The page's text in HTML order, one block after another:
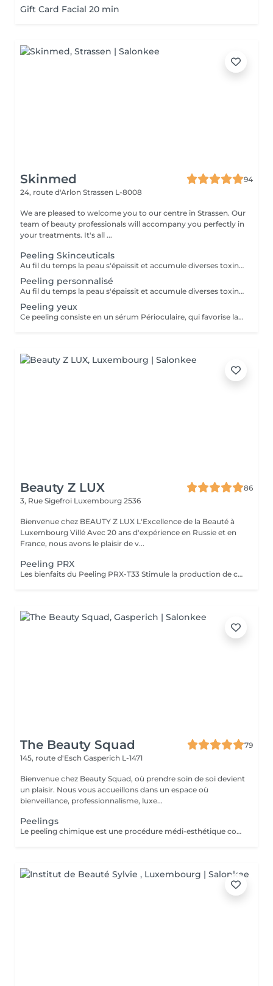
Gift Card Facial 20 min
Skinmed
94
24, route d'Arlon Strassen L-8008
We are pleased to welcome you to our centre in Strassen. Our
team of beauty professionals will accompany you perfectly in
your treatments. It's all ...
Peeling Skinceuticals
Au fil du temps la peau s'épaissit et accumule diverses toxines auxquelles nous sommes exposés au jour le jour entrainant le processus de Glycation par accumulation des radicaux libres. Les peelings combattent cette Glycation en vous redonnant un teint éclatant par renouvellement des cellules de l'épiderme. Ils combattent l'acné, resserrent les pores dilatés et affinent les ridules, réduisent les tâches pigmentaires et des imperfections, améliorent la texture de peau pour un résultat visible dès la première séance. Nous vous proposons plusieurs peelings très efficaces et sans éviction sociale qui peuvent se faire tout au long de l'année, même en été. En voici quelques-uns : - Peeling dit botox-like et bio-revitalisant : Ce peeling ralentit les effets chrono et photo-vieillissement en stimulant la peau en profondeur sans provoquer d'irritation superficielle. En plus d'une action dépigmentante, le produit procure un effet tonifiant sur le visage, le cou et le décolleté. - Peeling liftant et bio-revitalisant : Ce peeling stimule la peau en douceur et en profondeur en lui procurant un tonus et une oxygénation intense des tissus. Il effectue une action de levage en profondeur. Il est recommandé pour le relâchement cutanée. - Peeling « Glow » : Ce peeling contient un pool d'actifs bio-revitalisants et bio-régénérants. Il restaure l'hydratation et la nutrition indispensables de la peau. Il régénère la peau en améliorant le métabolisme cellulaire. Il réactive le collagène et l'élastine pour un teint éclatant. Mais, pour que les effets soient optimisés, il est important de préparer sa peau avant un peeling du visage avec un produit à base d'acide glycolique que nous pouvons vous conseillé pendant la consultation d'analyse de peau. Ensuite, après votre peeling, il est aussi important : - d'appliquer des soins hydratants et apaisants sur votre visage - d'éviter toute exposition au soleil Pensez à arrêter l'utilisation de la vitamine A / retinol 7 jours avant votre rendez-vous peeling. Tenez nous au courant si vous prenez des médicaments avant votre rendez-vous.
Peeling personnalisé
Au fil du temps la peau s'épaissit et accumule diverses toxines auxquelles nous sommes exposés au jour le jour entrainant le processus de Glycation par accumulation des radicaux libres. Les peelings combattent cette Glycation en vous redonnant un teint éclatant par renouvellement des cellules de l'épiderme. Ils combattent l'acné, resserrent les pores dilatés et affinent les ridules, réduisent les tâches pigmentaires et des imperfections, améliorent la texture de peau pour un résultat visible dès la première séance. Nous vous proposons plusieurs peelings très efficaces et sans éviction sociale qui peuvent se faire tout au long de l'année, même en été. En voici quelques-uns : - Peeling dit botox-like et bio-revitalisant : Ce peeling ralentit les effets chrono et photo-vieillissement en stimulant la peau en profondeur sans provoquer d'irritation superficielle. En plus d'une action dépigmentante, le produit procure un effet tonifiant sur le visage, le cou et le décolleté. - Peeling liftant et bio-revitalisant : Ce peeling stimule la peau en douceur et en profondeur en lui procurant un tonus et une oxygénation intense des tissus. Il effectue une action de levage en profondeur. Il est recommandé pour le relâchement cutanée. - Peeling « Glow » : Ce peeling contient un pool d'actifs bio-revitalisants et bio-régénérants. Il restaure l'hydratation et la nutrition indispensables de la peau. Il régénère la peau en améliorant le métabolisme cellulaire. Il réactive le collagène et l'élastine pour un teint éclatant. Mais, pour que les effets soient optimisés, il est important de préparer sa peau avant un peeling du visage avec un produit à base d'acide glycolique que nous pouvons vous conseillé pendant la consultation d'analyse de peau. Ensuite, après votre peeling, il est aussi important : - d'appliquer des soins hydratants et apaisants sur votre visage - d'éviter toute exposition au soleil Pensez à arrêter l'utilisation de la vitamine A / retinol 7 jours avant votre rendez-vous peeling. Tenez nous au courant si vous prenez des médicaments avant votre rendez-vous.
Peeling yeux
Ce peeling consiste en un sérum Périoculaire, qui favorise la régénération de la peau, lisse l'aspect du contour de l'il et facilite la pénétration des actifs appliqués par la suite. Il effectue 5 actions différentes : Éclaircissant, illuminateur, anti-âge, antioxydant, anti-dème.
Beauty Z LUX
86
3, Rue Sigefroi Luxembourg 2536
Bienvenue chez BEAUTY Z LUX L'Excellence de la Beauté à
Luxembourg Villé Avec 20 ans d'expérience en Russie et en
France, nous avons le plaisir de v...
Peeling PRX
Les bienfaits du Peeling PRX-T33 Stimule la production de collagène et d'élastine, sans exfoliation visible. Raffermit et redensifie la peau, avec un effet lifting immédiat et naturel. Illumine le teint et redonne de l'éclat instantanément. Atténue les taches pigmentaires et unifie le teint. Améliore la texture de la peau, resserre les pores et réduit les cicatrices légères. Résultat : une peau plus ferme, plus lisse et visiblement rajeunie, sans temps de récupération. The Benefits of PRX-T33 Peel Stimulates collagen and elastin production without visible peeling. Firms and densifies the skin with an instant natural lifting effect. Brightens and revives the complexion immediately. Reduces pigmentation spots and evens out skin tone. Improves skin texture, tightens pores, and softens mild scars. Result: firmer, smoother, and visibly rejuvenated skin with no downtime.
The Beauty Squad
79
145, route d'Esch Gasperich L-1471
Bienvenue chez Beauty Squad, où prendre soin de soi devient
un plaisir. Nous vous accueillons dans un espace où
bienveillance, professionnalisme, luxe...
Peelings
Le peeling chimique est une procédure médi-esthétique consistant provoquer une régénération cutanée accélérée et contrôlée par l'application de puissants agents exfoliants permettant d'agir à différentes profondeurs. Son action sur le tissu cutané favorise l'élimination des couches externes de la peau dans le but de stimuler la production de collagène et d'élastine. 1 soin : 150€ Forfait 5 soins : 675€